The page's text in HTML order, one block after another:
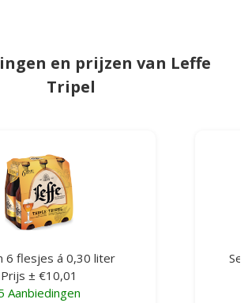
en prijzen van Leffe
Tripel
6 flesjes á 0,30 liter
Prijs ± €10,01
Aanbiedingen